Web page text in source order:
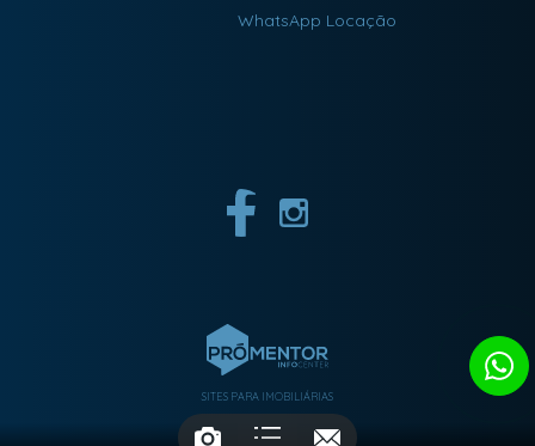
WhatsApp Locação
SITES PARA IMOBILIÁRIAS